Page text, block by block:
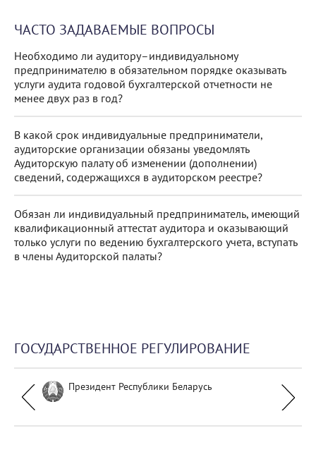
ЧАСТО ЗАДАВАЕМЫЕ ВОПРОСЫ
Необходимо ли аудитору–индивидуальному
предпринимателю в обязательном порядке оказывать
услуги аудита годовой бухгалтерской отчетности не
менее двух раз в год?
В какой срок индивидуальные предприниматели,
аудиторские организации обязаны уведомлять
Аудиторскую палату об изменении (дополнении)
сведений, содержащихся в аудиторском реестре?
Обязан ли индивидуальный предприниматель, имеющий
квалификационный аттестат аудитора и оказывающий
только услуги по ведению бухгалтерского учета, вступать
в члены Аудиторской палаты?
ГОСУДАРСТВЕННОЕ РЕГУЛИРОВАНИЕ
Президент Республики Беларусь